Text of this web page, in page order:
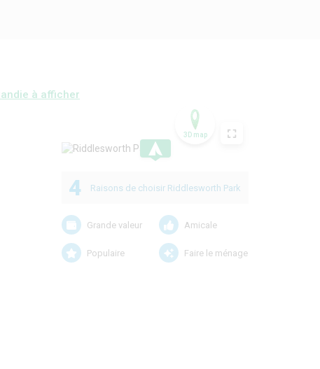
à afficher
.
3D map
4 Raisons de choisir Riddlesworth Park
Grande valeur Amicale
Populaire Faire le ménage